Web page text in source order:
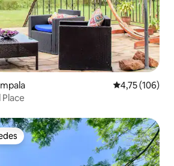
4,75 de uma
4,75 (106)
Bwerenga beautiful Place